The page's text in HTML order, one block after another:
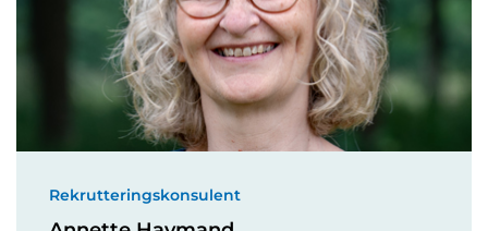
Rekrutteringskonsulent